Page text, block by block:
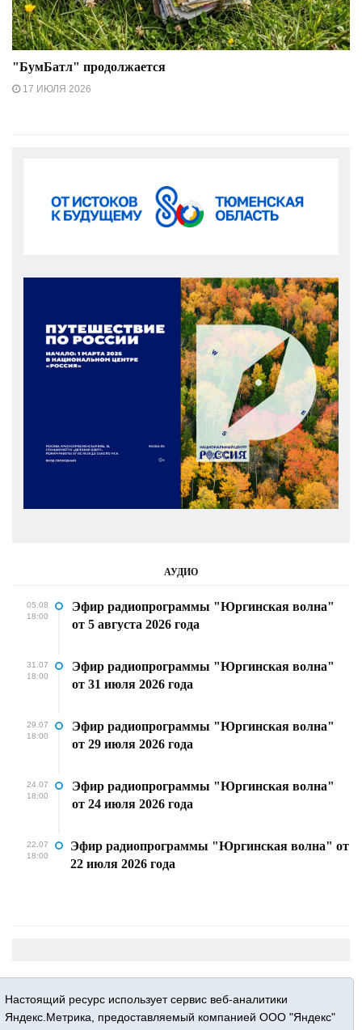
"БумБатл" продолжается
17 ИЮЛЯ 2026
АУДИО
05.08
18:00
Эфир радиопрограммы "Юргинская волна"
от 5 августа 2026 года
31.07
18:00
Эфир радиопрограммы "Юргинская волна"
от 31 июля 2026 года
29.07
18:00
Эфир радиопрограммы "Юргинская волна"
от 29 июля 2026 года
24.07
18:00
Эфир радиопрограммы "Юргинская волна"
от 24 июля 2026 года
22.07
18:00
Эфир радиопрограммы "Юргинская волна" от
22 июля 2026 года
Настоящий ресурс использует сервис веб-аналитики
Яндекс.Метрика, предоставляемый компанией ООО "Яндекс"